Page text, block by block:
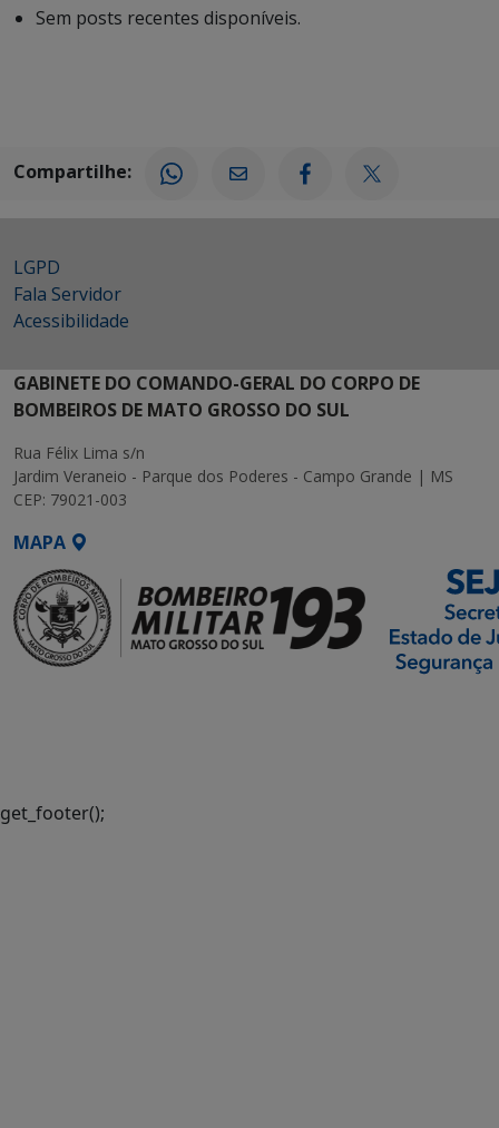
Sem posts recentes disponíveis.
Compartilhe:
LGPD
Fala Servidor
Acessibilidade
GABINETE DO COMANDO-GERAL DO CORPO DE
BOMBEIROS DE MATO GROSSO DO SUL
Rua Félix Lima s/n
Jardim Veraneio - Parque dos Poderes - Campo Grande | MS
CEP: 79021-003
MAPA
get_footer();